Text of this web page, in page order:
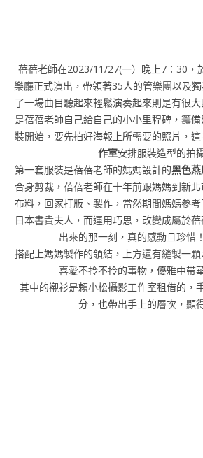
蓓蓓老師在2023/11/27(一）晚上7：30，
樂廳正式演出，帶領著35人的管樂團以及
了一場曲目聽起來輕鬆演奏起來則是有很
是蓓蓓老師自己給自己的小小里程碑，籌
裝開始，要先拍好海報上所需要的照片，
作室安排服裝造型的拍
第一套服裝是蓓蓓老師的媽媽設計的黑色
合身剪裁，蓓蓓老師在十年前跟媽媽到新
布料，回家打版、製作，當然期間媽媽參
日本書貴夫人，而運用巧思，改變成屬於
出來的那一刻，真的感動且珍惜
搭配上媽媽製作的領結，上方還有縫製一
喜愛不拎不拎的事物，優雅中帶
其中的襯衫是賴小松攝影工作室租借的，
分，也帶出手上的層次，顯